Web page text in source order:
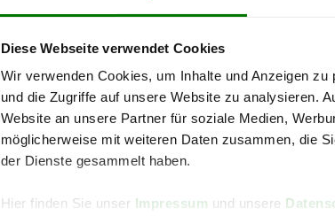
Diese Webseite verwendet Cookies
Wir verwenden Cookies, um Inhalte und Anzeigen
und die Zugriffe auf unsere Website zu analysieren.
Website an unsere Partner für soziale Medien,
möglicherweise mit weiteren Daten zusammen, die
der Dienste gesammelt haben.
Hier finden Sie unser Impressum und unsere
Lose Holzpellets von